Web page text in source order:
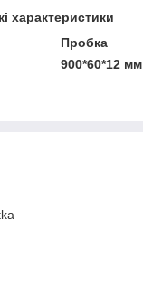
характеристики
Пробка
900*60*12 мм